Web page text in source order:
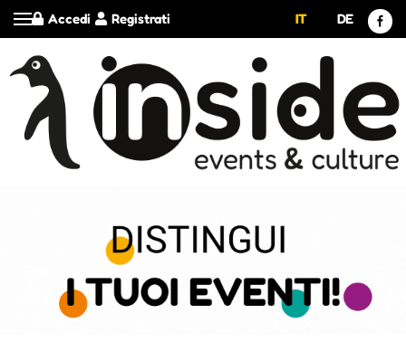
Registrati
Accedi IT DE